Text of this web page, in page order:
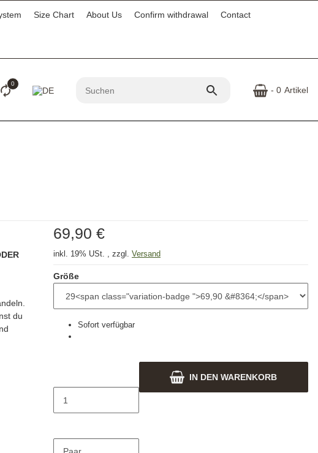
Size Chart About Us Confirm withdrawal Contact
0
- 0 Artikel
du
Sofort verfügbar
69,90 €
inkl. 19% USt. , zzgl. Versand
Größe
IN DEN WARENKORB